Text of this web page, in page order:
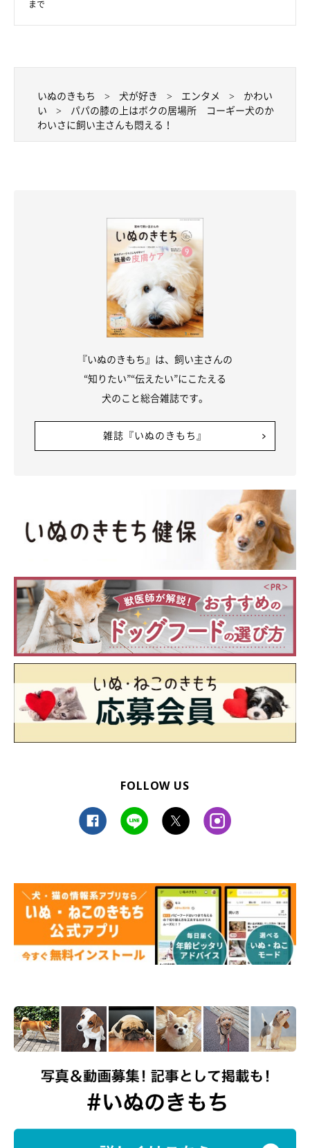
まで
いぬのきもち 犬が好き エンタメ
かわい
い
パパの膝の上はボクの居場所 コーギー犬のか
わいさに飼い主さんも悶える！
『いぬのきもち』は、飼い主さんの
“知りたい”“伝えたい”にこたえる
犬のこと総合雑誌です。
雑誌『いぬのきもち』
FOLLOW US